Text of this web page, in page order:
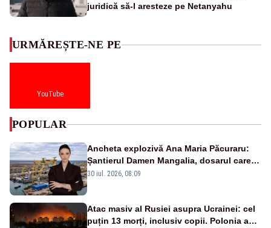
juridică să-l aresteze pe Netanyahu
URMĂREȘTE-NE PE
YouTube
POPULAR
Ancheta explozivă Ana Maria Păcuraru:
Șantierul Damen Mangalia, dosarul care
scufundă apărarea României
30 iul. 2026, 08:09
Atac masiv al Rusiei asupra Ucrainei: cel
puțin 13 morți, inclusiv copii. Polonia a